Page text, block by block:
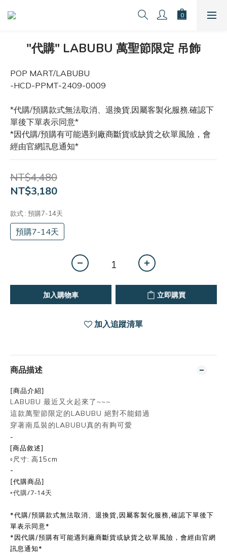
"代購" LABUBU 萬聖節限定 吊飾
POP MART/LABUBU
-HCD-PPMT-2409-0009
*代購/預購款式無法取消、退換貨,因屬客製化服務,確認下
單後下單表示同意*
*因代購/預購有可能遇到廠商斷貨或缺貨之砍單風險，會
經由官網訊息通知*
NT$4,480
NT$3,180
款式 : 預購7-14天
預購7-14天
加入購物車 立即購買
加入追蹤清單
商品描述
[商品介紹]
LABUBU 最近又火起來了~~~
這款萬聖節限定的LABUBU 絕對不能錯過
穿著南瓜裝的LABUBU真的有夠可愛
-
[商品敘述]
▫️尺寸: 高15cm
-
[代購商品]
▫️代購/7-14天
*代購/預購款式無法取消、退換貨,因屬客製化服務,確認下單後下
單表示同意*
*因代購/預購有可能遇到廠商斷貨或缺貨之砍單風險，會經由官網
訊息通知*